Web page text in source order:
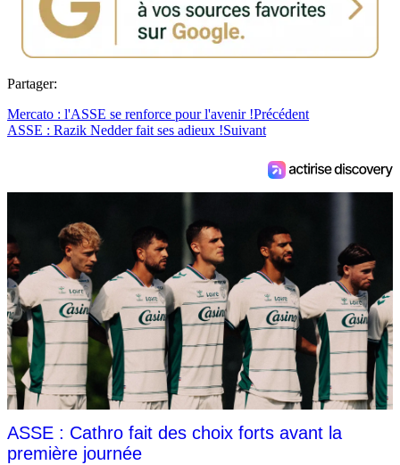
Partager:
Mercato : l'ASSE se renforce pour l'avenir !Précédent
ASSE : Razik Nedder fait ses adieux !Suivant
ASSE : Cathro fait des choix forts avant la
première journée